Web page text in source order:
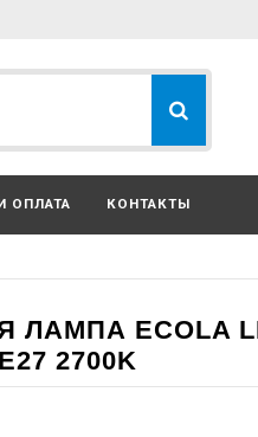
ОПЛАТА КОНТАКТЫ
ECOLA
2700K